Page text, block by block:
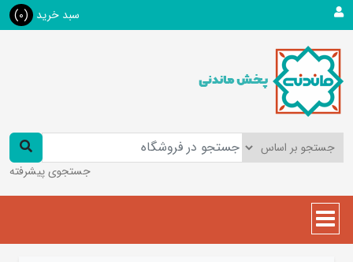
سبد خرید (0)
جستجوی پیشرفته